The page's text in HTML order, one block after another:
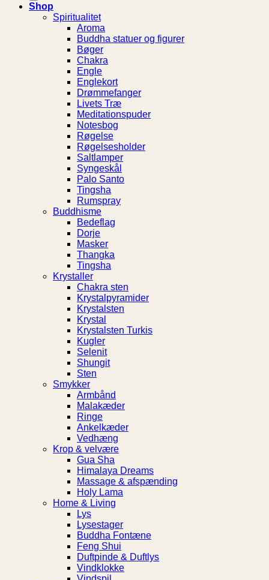
Shop
Spiritualitet
Aroma
Buddha statuer og figurer
Bøger
Chakra
Engle
Englekort
Drømmefanger
Livets Træ
Meditationspuder
Notesbog
Røgelse
Røgelsesholder
Saltlamper
Syngeskål
Palo Santo
Tingsha
Rumspray
Buddhisme
Bedeflag
Dorje
Masker
Thangka
Tingsha
Krystaller
Chakra sten
Krystalpyramider
Krystalsten
Krystal
Krystalsten Turkis
Kugler
Selenit
Shungit
Sten
Smykker
Armbånd
Malakæder
Ringe
Ankelkæder
Vedhæng
Krop & velvære
Gua Sha
Himalaya Dreams
Massage & afspænding
Holy Lama
Home & Living
Lys
Lysestager
Buddha Fontæne
Feng Shui
Duftpinde & Duftlys
Vindklokke